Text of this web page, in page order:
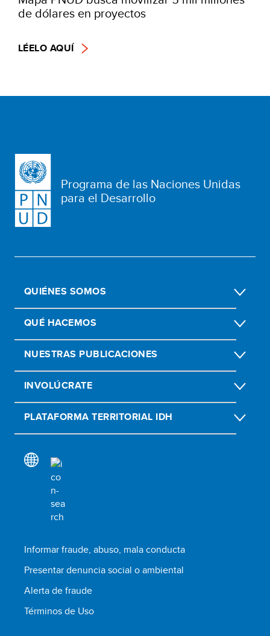
de dólares en proyectos
LÉELO AQUÍ
Programa de las Naciones Unidas
para el Desarrollo
QUIÉNES SOMOS
QUÉ HACEMOS
NUESTRAS PUBLICACIONES
INVOLÚCRATE
PLATAFORMA TERRITORIAL IDH
Informar fraude, abuso, mala conducta
Presentar denuncia social o ambiental
Alerta de fraude
Términos de Uso